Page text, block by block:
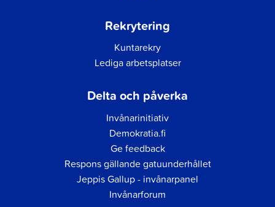
Rekrytering
Kuntarekry
Lediga arbetsplatser
Delta och påverka
Invånarinitiativ
Demokratia.fi
Ge feedback
Respons gällande gatuunderhållet
Jeppis Gallup - invånarpanel
Invånarforum